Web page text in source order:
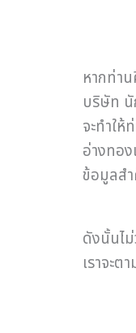
หากท่า
บริษัท นั
จะทำใ
อ่างทอ
ข้อมูลส
ดังนั้นไ
เราจะ